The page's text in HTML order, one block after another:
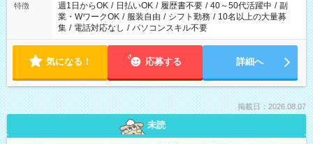
特徴 週1日からOK / 日払いOK / 履歴書不要 / 40～50代活躍中 / 副
業・WワークOK / 服装自由 / シフト勤務 / 10名以上の大量募
集 / 電話対応なし / パソコンスキル不要
気になる！ 応募する 詳細へ
掲載日：2026.08.07
未読